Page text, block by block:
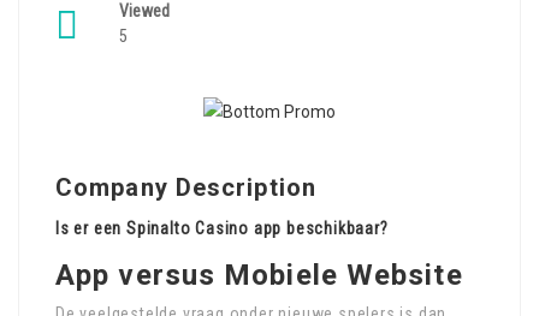
Viewed
5
Company Description
Is er een Spinalto Casino app beschikbaar?
App versus Mobiele Website